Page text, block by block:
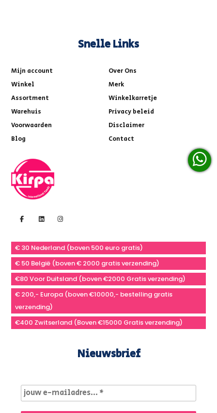
Snelle Links
Mijn account
Over Ons
Winkel
Merk
Assortment
Winkelkarretje
Warehuis
Privacy beleid
Voorwaarden
Disclaimer
Blog
Contact
€ 30 Nederland (boven 500 euro gratis)
€ 50 België (boven € 2000 gratis verzending)
€80 Voor Duitsland (boven €2000 Gratis verzending)
€ 200,- Europa (boven €10000,- bestelling gratis
verzending)
€400 Zwitserland (Boven €15000 Gratis verzending)
Nieuwsbrief